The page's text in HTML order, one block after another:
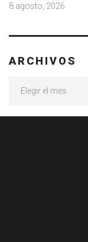
8 agosto, 2026
ARCHIVOS